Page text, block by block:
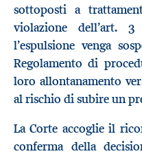
sottoposti a
violazione dell’art.
l’espulsione venga
Regolamento di
loro allontanamento
al rischio di subire un
La Corte accoglie il
conferma della